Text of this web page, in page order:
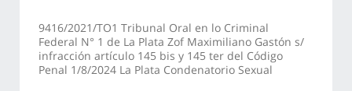
9416/2021/TO1 Tribunal Oral en lo Criminal
Federal N° 1 de La Plata Zof Maximiliano Gastón s/
infracción artículo 145 bis y 145 ter del Código
Penal 1/8/2024 La Plata Condenatorio Sexual